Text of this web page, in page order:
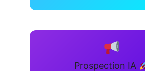
Prospection IA